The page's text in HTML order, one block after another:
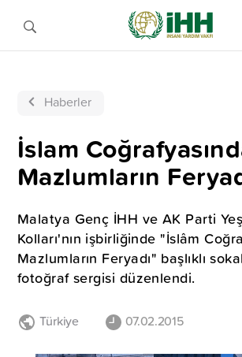
Haberler
İslam
Mazlumların
Malatya Genç İHH ve AK Parti
Kolları'nın işbirliğinde "İslâm
Mazlumların Feryadı" başlıklı
fotoğraf sergisi düzenlendi.
Türkiye 07.02.2015